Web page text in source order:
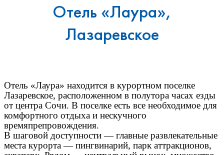
Отель «Лаура»,
Лазаревское
Отель «Лаура» находится в курортном поселке
Лазаревское, расположенном в полутора часах езды
от центра Сочи. В поселке есть все необходимое для
комфортного отдыха и нескучного
времяпрепровождения.
В шаговой доступности — главные развлекательные
места курорта — пингвинарий, парк аттракционов,